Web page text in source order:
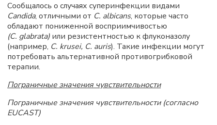
Сообщалось о случаях суперинфекции видами
Candida, отличными от С. albicans, которые часто
обладают пониженной восприимчивостью
(С. glabrata) или резистентностью к флуконазолу
(например, С. krusei, С. auris). Такие инфекции могут
потребовать альтернативной противогрибковой
терапии.
Пограничные значения чувствительности
Пограничные значения чувствительности (согласно
EUCAST)